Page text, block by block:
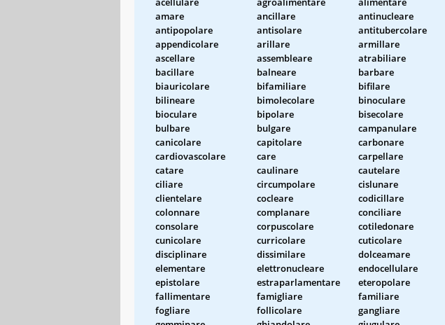
amare
ancillare antinucleare
antipopolare
antisolare antitubercolare
appendicolare
arillare armillare
ascellare
assembleare atrabiliare
bacillare
balneare barbare
biauricolare
bifamiliare bifilare
bilineare
bimolecolare binoculare
bioculare
bipolare bisecolare
bulbare
bulgare campanulare
canicolare
capitolare carbonare
cardiovascolare
care carpellare
catare
caulinare cautelare
ciliare
circumpolare cislunare
clientelare
cocleare codicillare
colonnare
complanare conciliare
consolare
corpuscolare cotiledonare
cunicolare
curricolare cuticolare
disciplinare
dissimilare dolceamare
elementare
elettronucleare endocellulare
epistolare
estraparlamentare eteropolare
fallimentare
famigliare familiare
fogliare
follicolare gangliare